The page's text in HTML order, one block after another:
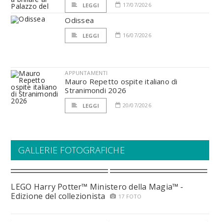
LEGGI 17/07/2026
Odissea
LEGGI 16/07/2026
APPUNTAMENTI
Mauro Repetto ospite italiano di
Stranimondi 2026
LEGGI 20/07/2026
GALLERIE FOTOGRAFICHE
LEGO Harry Potter™ Ministero della Magia™ -
Edizione del collezionista
17 FOTO